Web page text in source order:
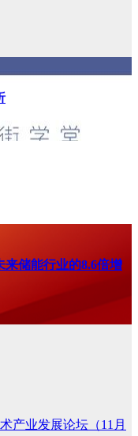
储能行业的8.6倍增
产业发展论坛（11月